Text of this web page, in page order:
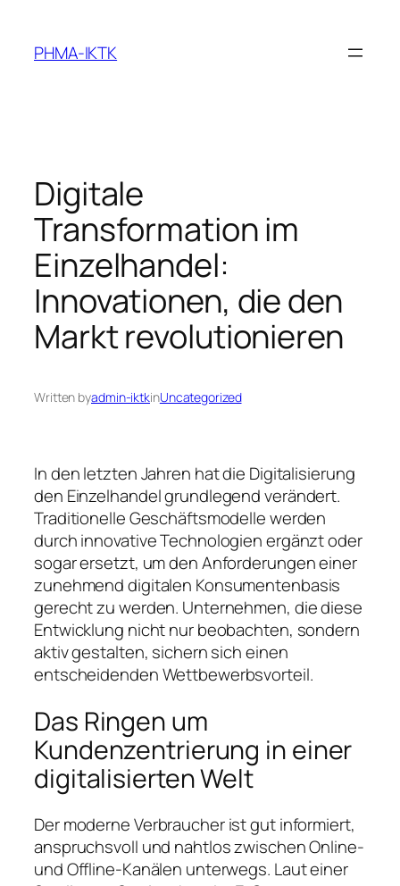
content
PHMA-IKTK
Digitale
Transformation im
Einzelhandel:
Innovationen, die den
Markt revolutionieren
Written byadmin-iktkinUncategorized
In den letzten Jahren hat die Digitalisierung
den Einzelhandel grundlegend verändert.
Traditionelle Geschäftsmodelle werden
durch innovative Technologien ergänzt oder
sogar ersetzt, um den Anforderungen einer
zunehmend digitalen Konsumentenbasis
gerecht zu werden. Unternehmen, die diese
Entwicklung nicht nur beobachten, sondern
aktiv gestalten, sichern sich einen
entscheidenden Wettbewerbsvorteil.
Das Ringen um
Kundenzentrierung in einer
digitalisierten Welt
Der moderne Verbraucher ist gut informiert,
anspruchsvoll und nahtlos zwischen Online-
und Offline-Kanälen unterwegs. Laut einer